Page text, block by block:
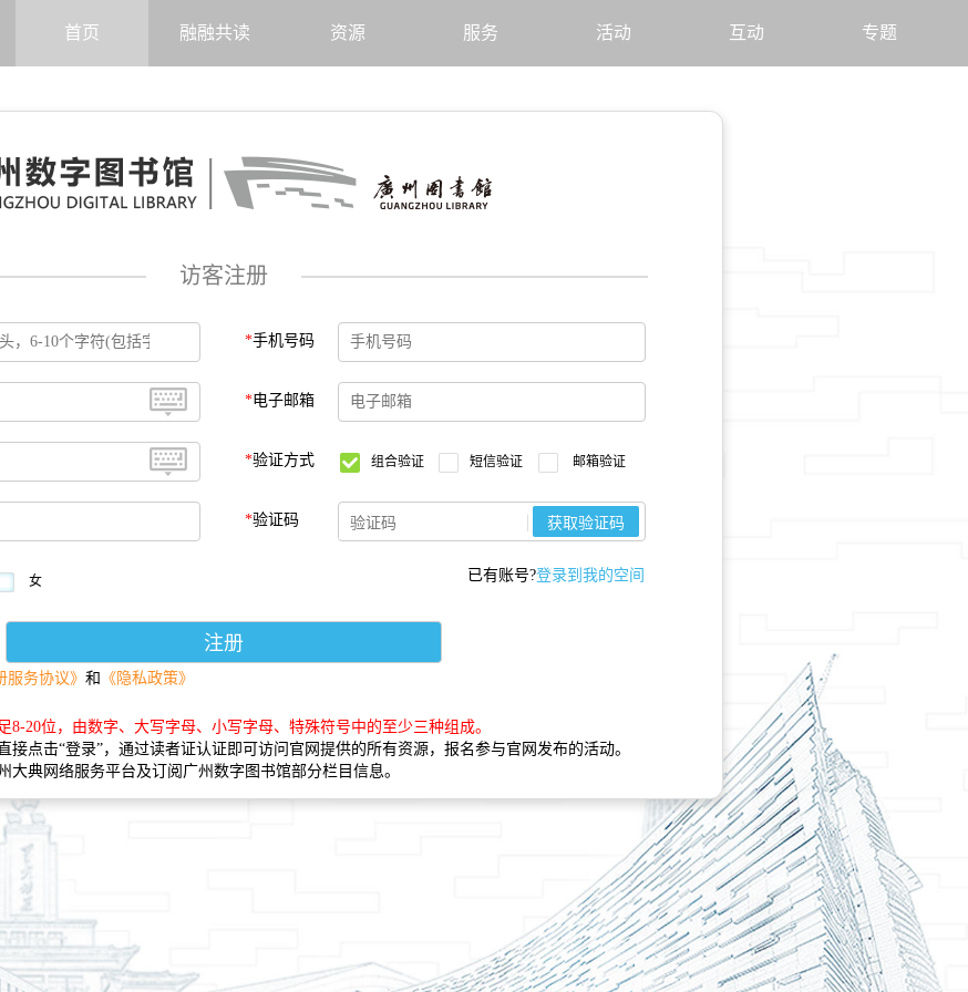
访客注册
女
*手机号码
*电子邮箱
*验证方式 组合验证 短信验证 邮箱验证
*验证码
已有账号?登录到我的空间
服务协议》 和 《隐私政策》
8-20位，由数字、大写字母、小写字母、特殊符号中的至少三种组成。
接点击“登录”，通过读者证认证即可访问官网提供的所有资源，报名参与官网发布的活动。
大典网络服务平台及订阅广州数字图书馆部分栏目信息。
首页 融融共读 资源 服务 活动 互动 专题